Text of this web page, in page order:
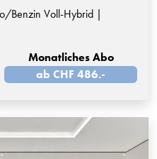
Benzin Voll-Hybrid |
Monatliches Abo
ab CHF 486.-